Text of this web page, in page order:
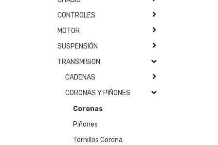
CONTROLES
MOTOR
SUSPENSIÓN
TRANSMISION
CADENAS
CORONAS Y PIÑONES
Coronas
Piñones
Tornillos Corona